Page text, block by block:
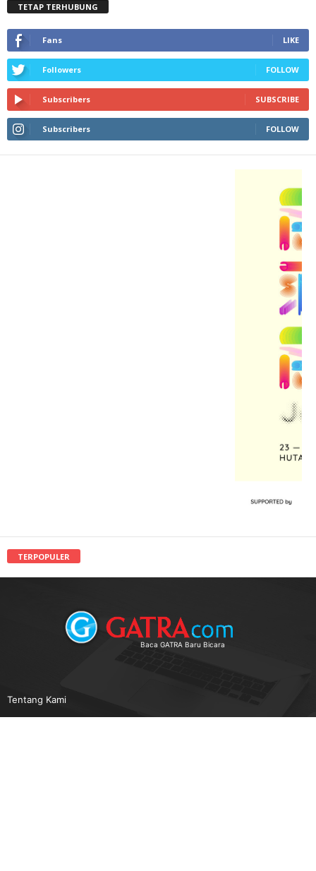
TETAP TERHUBUNG
Fans LIKE
Followers FOLLOW
Subscribers SUBSCRIBE
Subscribers FOLLOW
TERPOPULER
Baca GATRA Baru Bicara
Tentang Kami
Pedoman Media Siber